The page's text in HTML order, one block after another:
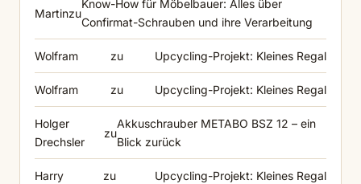
Martinzu
Know-How für Möbelbauer: Alles über
Confirmat-Schrauben und ihre Verarbeitung
Wolfram zu Upcycling-Projekt: Kleines Regal
Wolfram zu Upcycling-Projekt: Kleines Regal
Holger
Drechsler
zu
Akkuschrauber METABO BSZ 12 – ein
Blick zurück
Harry zu Upcycling-Projekt: Kleines Regal